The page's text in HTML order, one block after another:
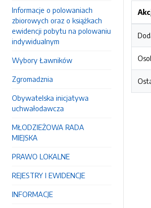
Informacje o polowaniach
zbiorowych oraz o książkach
ewidencji pobytu na polowaniu
indywidualnym
Wybory Ławników
Zgromadznia
Obywatelska inicjatywa
uchwałodawcza
MŁODZIEŻOWA RADA
MIEJSKA
PRAWO LOKALNE
REJESTRY I EWIDENCJE
INFORMACJE